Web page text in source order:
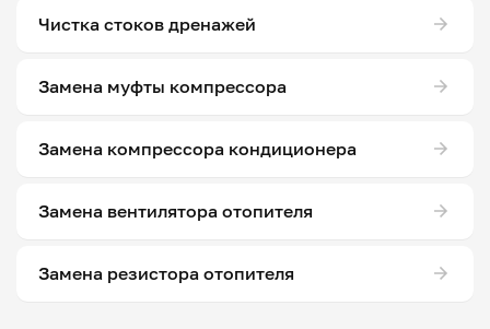
Чистка стоков дренажей
Замена муфты компрессора
Замена компрессора кондиционера
Замена вентилятора отопителя
Замена резистора отопителя